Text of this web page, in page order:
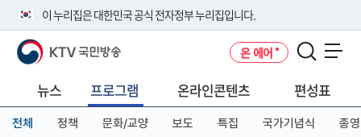
이 누리집은 대한민국 공식 전자정부 누리집입니다.
공식 누리집 주소 확인하기
니다.
이밖에 or.kr 또는 .kr등 다른 도메인 주소를 사용하고 있다면 아래 URL에
서 도메인 주소를 확인해 보세요
KTV 국민방송 온 에어
뉴스 프로그램 온라인콘텐츠 편성표
전체 정책 문화/교양 보도 특집 국가기념식 종영